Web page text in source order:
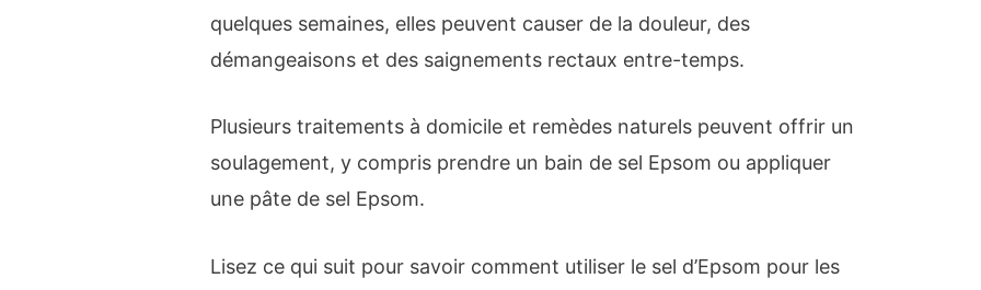
quelques semaines, elles peuvent causer de la douleur, des
démangeaisons et des saignements rectaux entre-temps.
Plusieurs traitements à domicile et remèdes naturels peuvent offrir un
soulagement, y compris prendre un bain de sel Epsom ou appliquer
une pâte de sel Epsom.
Lisez ce qui suit pour savoir comment utiliser le sel d’Epsom pour les